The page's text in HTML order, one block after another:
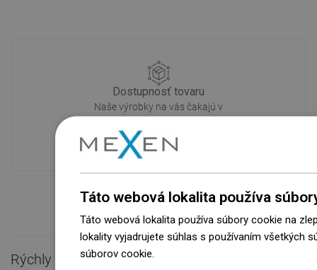
Dostupnosť tovaru
Naše výrobky na vás čakajú v
prepravu!
Rýchly kontakt
Táto webová lokalita používa
Táto webová lokalita používa súbory cookie na
lokality vyjadrujete súhlas s používaním všetkých
súborov cookie.